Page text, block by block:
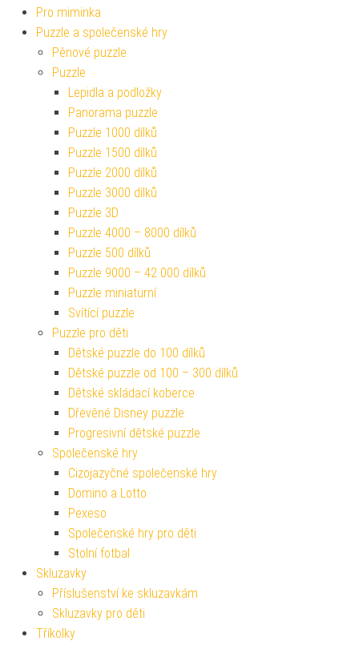
Pro miminka
Puzzle a společenské hry
Pěnové puzzle
Puzzle
Lepidla a podložky
Panorama puzzle
Puzzle 1000 dílků
Puzzle 1500 dílků
Puzzle 2000 dílků
Puzzle 3000 dílků
Puzzle 3D
Puzzle 4000 – 8000 dílků
Puzzle 500 dílků
Puzzle 9000 – 42 000 dílků
Puzzle miniaturní
Svítící puzzle
Puzzle pro děti
Dětské puzzle do 100 dílků
Dětské puzzle od 100 – 300 dílků
Dětské skládací koberce
Dřevěné Disney puzzle
Progresivní dětské puzzle
Společenské hry
Cizojazyčné společenské hry
Domino a Lotto
Pexeso
Společenské hry pro děti
Stolní fotbal
Skluzavky
Příslušenství ke skluzavkám
Skluzavky pro děti
Tříkolky